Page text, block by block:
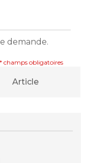
demande.
* champs obligatoires
Article